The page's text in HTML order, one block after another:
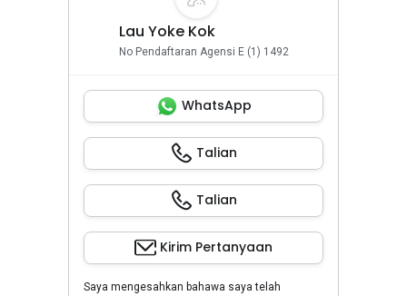
Lau Yoke Kok
No Pendaftaran Agensi E (1) 1492
WhatsApp
Talian
Talian
Kirim Pertanyaan
Saya mengesahkan bahawa saya telah